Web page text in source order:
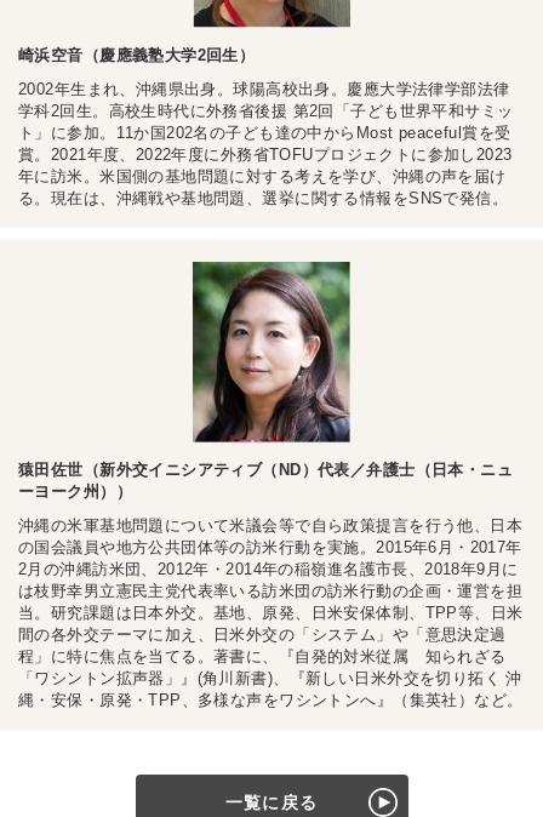
崎浜空音（慶應義塾大学2回生）
2002年生まれ、沖縄県出身。球陽高校出身。慶應大学法律学部法律
学科2回生。高校生時代に外務省後援 第2回「子ども世界平和サミッ
ト」に参加。11か国202名の子ども達の中からMost peaceful賞を受
賞。2021年度、2022年度に外務省TOFUプロジェクトに参加し2023
年に訪米。米国側の基地問題に対する考えを学び、沖縄の声を届け
る。現在は、沖縄戦や基地問題、選挙に関する情報をSNSで発信。
猿田佐世（新外交イニシアティブ（ND）代表／弁護士（日本・ニュ
ーヨーク州））
沖縄の米軍基地問題について米議会等で自ら政策提言を行う他、日本
の国会議員や地方公共団体等の訪米行動を実施。2015年6月・2017年
2月の沖縄訪米団、2012年・2014年の稲嶺進名護市長、2018年9月に
は枝野幸男立憲民主党代表率いる訪米団の訪米行動の企画・運営を担
当。研究課題は日本外交。基地、原発、日米安保体制、TPP等、日米
間の各外交テーマに加え、日米外交の「システム」や「意思決定過
程」に特に焦点を当てる。著書に、『自発的対米従属 知られざる
「ワシントン拡声器」』(角川新書)、『新しい日米外交を切り拓く 沖
縄・安保・原発・TPP、多様な声をワシントンへ』（集英社）など。
一覧に戻る